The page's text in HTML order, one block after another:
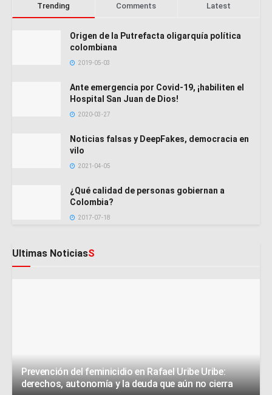
Trending Comments Latest
Origen de la Putrefacta oligarquía política
colombiana
2019-05-03
Ante emergencia por Covid-19, ¡habiliten el
Hospital San Juan de Dios!
2020-03-27
Noticias falsas y DeepFakes, democracia en
vilo
2021-04-05
¿Qué calidad de personas gobiernan a
Colombia?
2017-07-18
Ultimas NoticiasS
Prevención del feminicidio en Rafael Uribe Uribe:
derechos, autonomía y la deuda que aún no cierra